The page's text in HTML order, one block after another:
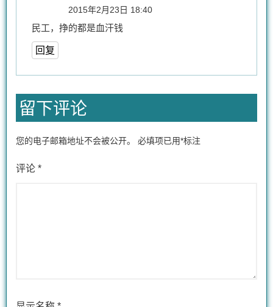
2015年2月23日 18:40
民工，挣的都是血汗钱
回复
留下评论
您的电子邮箱地址不会被公开。 必填项已用*标注
评论 *